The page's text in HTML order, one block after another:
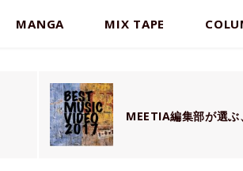
MANGA MIX TAPE
MEETIA編集部が選